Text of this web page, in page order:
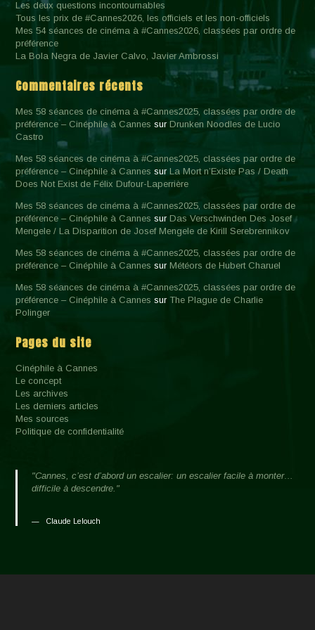
Les deux questions incontournables
Tous les prix de #Cannes2026, les officiels et les non-officiels
Mes 54 séances de cinéma à #Cannes2026, classées par ordre de
préférence
La Bola Negra de Javier Calvo, Javier Ambrossi
Commentaires récents
Mes 58 séances de cinéma à #Cannes2025, classées par ordre de
préférence – Cinéphile à Cannes surDrunken Noodles de Lucio
Castro
Mes 58 séances de cinéma à #Cannes2025, classées par ordre de
préférence – Cinéphile à Cannes surLa Mort n’Existe Pas / Death
Does Not Exist de Félix Dufour-Laperrière
Mes 58 séances de cinéma à #Cannes2025, classées par ordre de
préférence – Cinéphile à Cannes surDas Verschwinden Des Josef
Mengele / La Disparition de Josef Mengele de Kirill Serebrennikov
Mes 58 séances de cinéma à #Cannes2025, classées par ordre de
préférence – Cinéphile à Cannes surMétéors de Hubert Charuel
Mes 58 séances de cinéma à #Cannes2025, classées par ordre de
préférence – Cinéphile à Cannes surThe Plague de Charlie
Polinger
Pages du site
Cinéphile à Cannes
Le concept
Les archives
Les derniers articles
Mes sources
Politique de confidentialité
"Cannes, c’est d’abord un escalier: un escalier facile à monter…
difficile à descendre."
Claude Lelouch